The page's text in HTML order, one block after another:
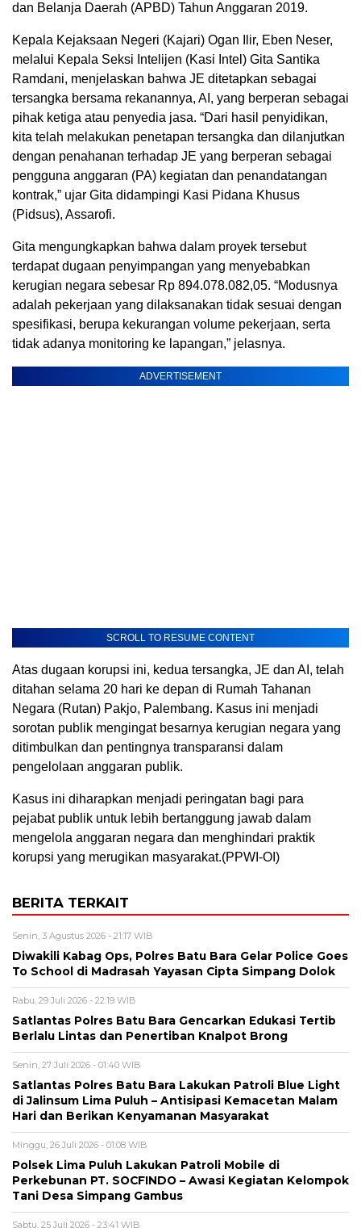
dan Belanja Daerah (APBD) Tahun Anggaran 2019.
Kepala Kejaksaan Negeri (Kajari) Ogan Ilir, Eben Neser,
melalui Kepala Seksi Intelijen (Kasi Intel) Gita Santika
Ramdani, menjelaskan bahwa JE ditetapkan sebagai
tersangka bersama rekanannya, AI, yang berperan sebagai
pihak ketiga atau penyedia jasa. “Dari hasil penyidikan,
kita telah melakukan penetapan tersangka dan dilanjutkan
dengan penahanan terhadap JE yang berperan sebagai
pengguna anggaran (PA) kegiatan dan penandatangan
kontrak,” ujar Gita didampingi Kasi Pidana Khusus
(Pidsus), Assarofi.
Gita mengungkapkan bahwa dalam proyek tersebut
terdapat dugaan penyimpangan yang menyebabkan
kerugian negara sebesar Rp 894.078.082,05. “Modusnya
adalah pekerjaan yang dilaksanakan tidak sesuai dengan
spesifikasi, berupa kekurangan volume pekerjaan, serta
tidak adanya monitoring ke lapangan,” jelasnya.
ADVERTISEMENT
SCROLL TO RESUME CONTENT
Atas dugaan korupsi ini, kedua tersangka, JE dan AI, telah
ditahan selama 20 hari ke depan di Rumah Tahanan
Negara (Rutan) Pakjo, Palembang. Kasus ini menjadi
sorotan publik mengingat besarnya kerugian negara yang
ditimbulkan dan pentingnya transparansi dalam
pengelolaan anggaran publik.
Kasus ini diharapkan menjadi peringatan bagi para
pejabat publik untuk lebih bertanggung jawab dalam
mengelola anggaran negara dan menghindari praktik
korupsi yang merugikan masyarakat.(PPWI-OI)
BERITA TERKAIT
Senin, 3 Agustus 2026 - 21:17 WIB
Diwakili Kabag Ops, Polres Batu Bara Gelar Police Goes
To School di Madrasah Yayasan Cipta Simpang Dolok
Rabu, 29 Juli 2026 - 22:19 WIB
Satlantas Polres Batu Bara Gencarkan Edukasi Tertib
Berlalu Lintas dan Penertiban Knalpot Brong
Senin, 27 Juli 2026 - 01:40 WIB
Satlantas Polres Batu Bara Lakukan Patroli Blue Light
di Jalinsum Lima Puluh – Antisipasi Kemacetan Malam
Hari dan Berikan Kenyamanan Masyarakat
Minggu, 26 Juli 2026 - 01:08 WIB
Polsek Lima Puluh Lakukan Patroli Mobile di
Perkebunan PT. SOCFINDO – Awasi Kegiatan Kelompok
Tani Desa Simpang Gambus
Sabtu, 25 Juli 2026 - 23:41 WIB